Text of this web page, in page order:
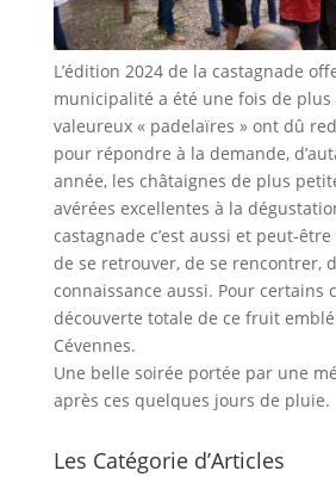
L’édition 2024 de la castagnade
municipalité a été une fois de plus
valeureux « padelaïres » ont dû
pour répondre à la demande,
année, les châtaignes de plus
avérées excellentes à la
castagnade c’est aussi et peut-
de se retrouver, de se rencontrer,
connaissance aussi. Pour certains
découverte totale de ce fruit
Cévennes.
Une belle soirée portée par une
après ces quelques jours de pluie.
Les Catégorie d’Articles